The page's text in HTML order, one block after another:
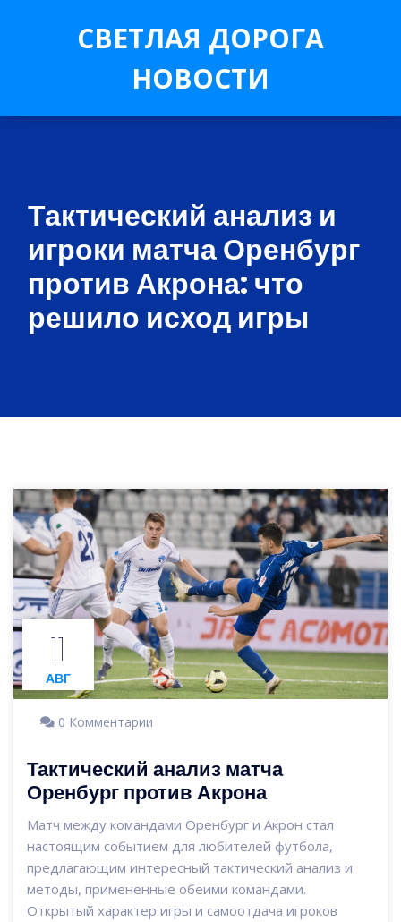
СВЕТЛАЯ ДОРОГА
НОВОСТИ
Тактический анализ и
игроки матча Оренбург
против Акрона: что
решило исход игры
11
АВГ
0 Комментарии
Тактический анализ матча
Оренбург против Акрона
Матч между командами Оренбург и Акрон стал
настоящим событием для любителей футбола,
предлагающим интересный тактический анализ и
методы, примененные обеими командами.
Открытый характер игры и самоотдача игроков